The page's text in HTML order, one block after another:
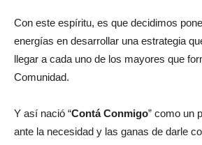
Con este espíritu, es que decidimos
energías en desarrollar una estrategia
llegar a cada uno de los mayores que
Comunidad.
Y así nació “Contá Conmigo” como un
ante la necesidad y las ganas de darle